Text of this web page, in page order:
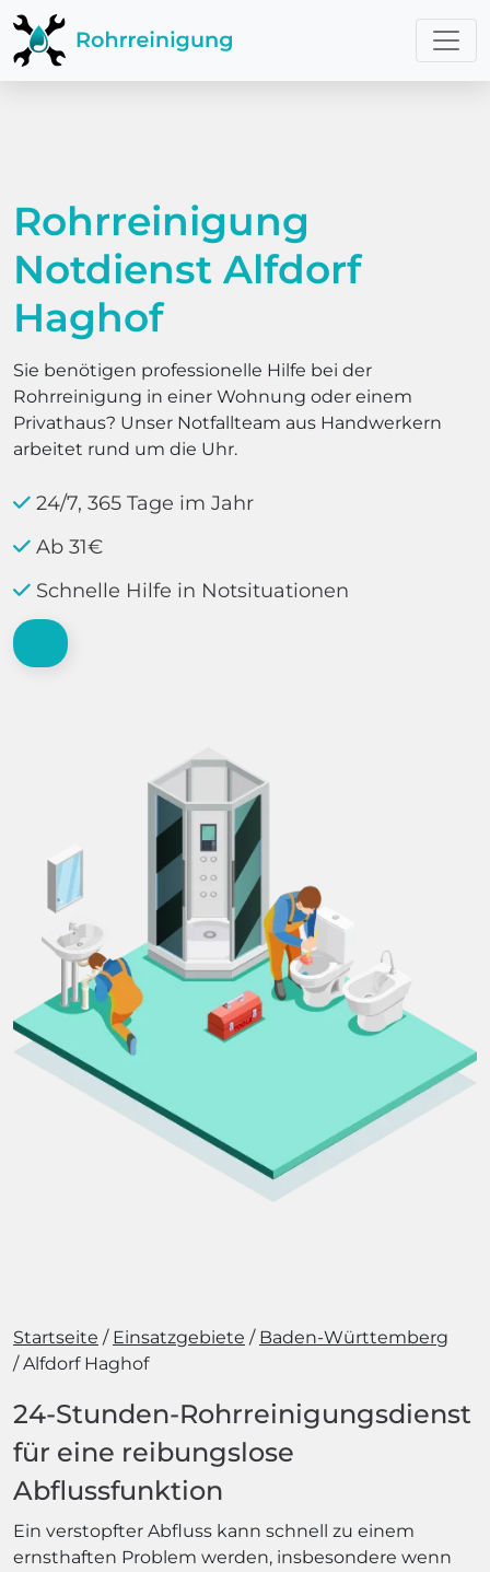
Rohrreinigung
Notdienst Alfdorf
Haghof
Sie benötigen professionelle Hilfe bei der
Rohrreinigung in einer Wohnung oder einem
Privathaus? Unser Notfallteam aus Handwerkern
arbeitet rund um die Uhr.
24/7, 365 Tage im Jahr
Ab 31€
Schnelle Hilfe in Notsituationen
Startseite Einsatzgebiete
Baden-Württemberg
Alfdorf Haghof
24-Stunden-Rohrreinigungsdienst
für eine reibungslose
Abflussfunktion
Ein verstopfter Abfluss kann schnell zu einem
ernsthaften Problem werden, insbesondere wenn